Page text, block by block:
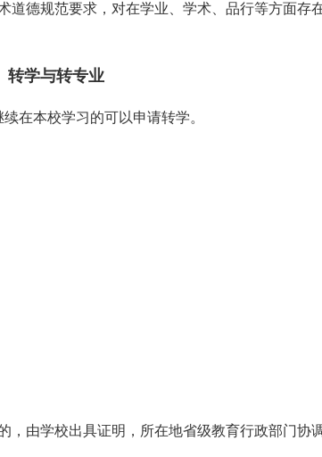
道德规范要求，对在学业、学术、品行等方面存
转学与转专业
在本校学习的可以申请转学。
由学校出具证明，所在地省级教育行政部门协